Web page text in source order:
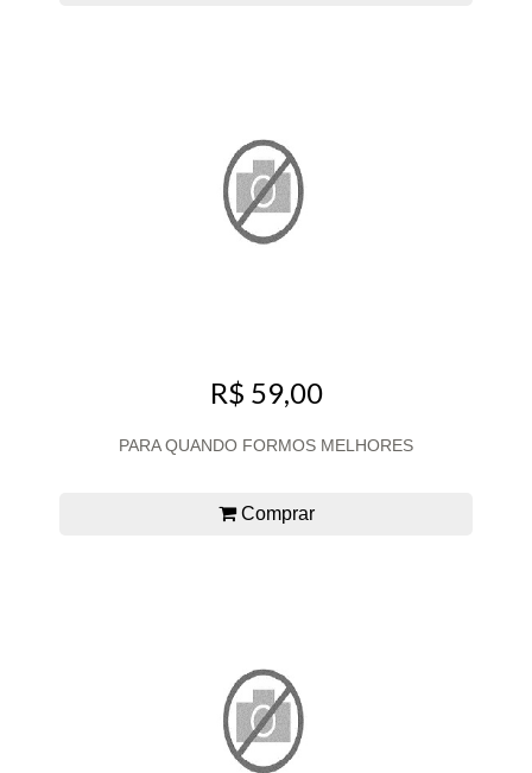
R$ 59,00
PARA QUANDO FORMOS MELHORES
Comprar